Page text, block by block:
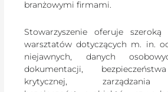
branżowymi firmami.
Stowarzyszenie oferuje
warsztatów dotyczących m. in.
niejawnych, danych
dokumentacji,
krytycznej, zarządzania